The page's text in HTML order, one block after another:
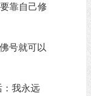
靠自己修
号就可以
：我永远